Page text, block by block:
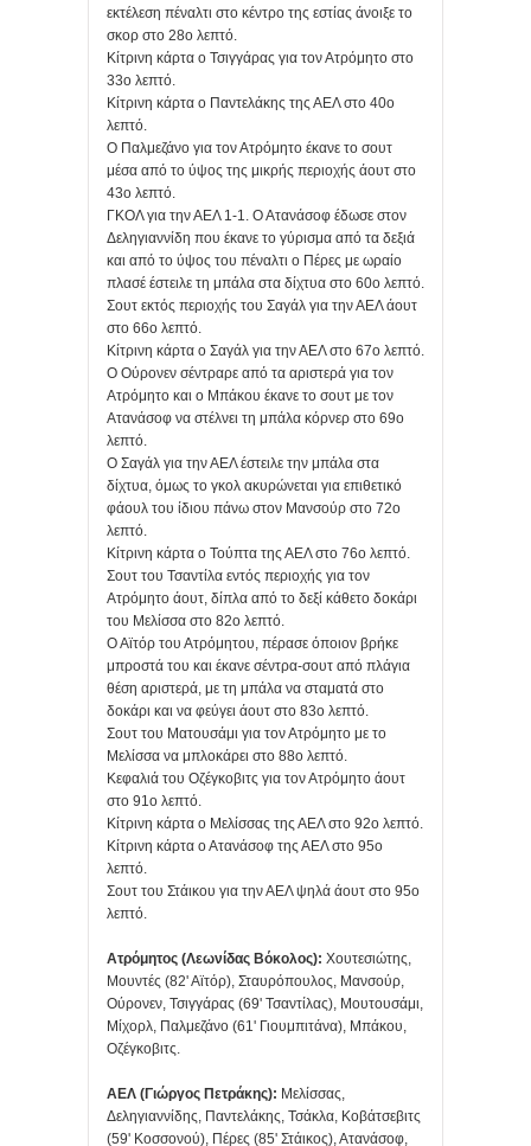
εκτέλεση πέναλτι στο κέντρο της εστίας άνοιξε το
σκορ στο 28ο λεπτό.
Κίτρινη κάρτα o Τσιγγάρας για τον Ατρόμητο στο
33ο λεπτό.
Κίτρινη κάρτα o Παντελάκης της ΑΕΛ στο 40ο
λεπτό.
Ο Παλμεζάνο για τον Ατρόμητο έκανε το σουτ
μέσα από το ύψος της μικρής περιοχής άουτ στο
43ο λεπτό.
ΓΚΟΛ για την ΑΕΛ 1-1. Ο Ατανάσοφ έδωσε στον
Δεληγιαννίδη που έκανε το γύρισμα από τα δεξιά
και από το ύψος του πέναλτι ο Πέρες με ωραίο
πλασέ έστειλε τη μπάλα στα δίχτυα στο 60ο λεπτό.
Σουτ εκτός περιοχής του Σαγάλ για την ΑΕΛ άουτ
στο 66ο λεπτό.
Κίτρινη κάρτα ο Σαγάλ για την ΑΕΛ στο 67ο λεπτό.
Ο Ούρονεν σέντραρε από τα αριστερά για τον
Ατρόμητο και ο Μπάκου έκανε το σουτ με τον
Ατανάσοφ να στέλνει τη μπάλα κόρνερ στο 69ο
λεπτό.
Ο Σαγάλ για την ΑΕΛ έστειλε την μπάλα στα
δίχτυα, όμως το γκολ ακυρώνεται για επιθετικό
φάουλ του ίδιου πάνω στον Μανσούρ στο 72ο
λεπτό.
Κίτρινη κάρτα ο Τούπτα της ΑΕΛ στο 76ο λεπτό.
Σουτ του Τσαντίλα εντός περιοχής για τον
Ατρόμητο άουτ, δίπλα από το δεξί κάθετο δοκάρι
του Μελίσσα στο 82ο λεπτό.
Ο Αϊτόρ του Ατρόμητου, πέρασε όποιον βρήκε
μπροστά του και έκανε σέντρα-σουτ από πλάγια
θέση αριστερά, με τη μπάλα να σταματά στο
δοκάρι και να φεύγει άουτ στο 83ο λεπτό.
Σουτ του Ματουσάμι για τον Ατρόμητο με το
Μελίσσα να μπλοκάρει στο 88ο λεπτό.
Κεφαλιά του Οζέγκοβιτς για τον Ατρόμητο άουτ
στο 91ο λεπτό.
Κίτρινη κάρτα ο Μελίσσας της ΑΕΛ στο 92ο λεπτό.
Κίτρινη κάρτα ο Ατανάσοφ της ΑΕΛ στο 95ο
λεπτό.
Σουτ του Στάικου για την ΑΕΛ ψηλά άουτ στο 95ο
λεπτό.
Ατρόμητος (Λεωνίδας Βόκολος): Χουτεσιώτης,
Μουντές (82' Αϊτόρ), Σταυρόπουλος, Μανσούρ,
Ούρονεν, Τσιγγάρας (69' Τσαντίλας), Μουτουσάμι,
Μίχορλ, Παλμεζάνο (61' Γιουμπιτάνα), Μπάκου,
Οζέγκοβιτς.
ΑΕΛ (Γιώργος Πετράκης): Μελίσσας,
Δεληγιαννίδης, Παντελάκης, Τσάκλα, Κοβάτσεβιτς
(59' Κοσσονού), Πέρες (85' Στάικος), Ατανάσοφ,